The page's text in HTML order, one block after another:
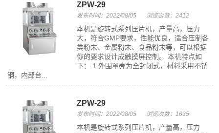
ZPW-29
发布时间：2022/08/05 浏览次数：2412
本机是旋转式系列压片机，产量高，压力
大，符合GMP要求，性能优良，适合压制各
类粉末、金属粉末、食品粉末等，可以根据
你的要求设计成触摸屏控制。 本机特点如
下： 1 外围罩壳为全封闭式，材料采用不锈
钢，内部台...
ZPW-29
发布时间：2022/08/05 浏览次数：1635
本机是旋转式系列压片机，产量高，压力